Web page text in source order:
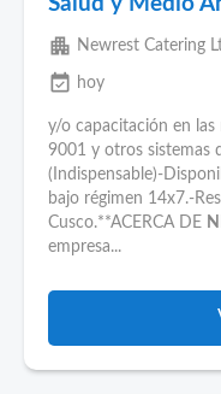
apartment Newrest Catering
event_available hoy
y/o capacitación en
9001 y otros sistemas
(Indispensable)-
bajo régimen 14x7.-
Cusco.**ACERCA DE
empresa...